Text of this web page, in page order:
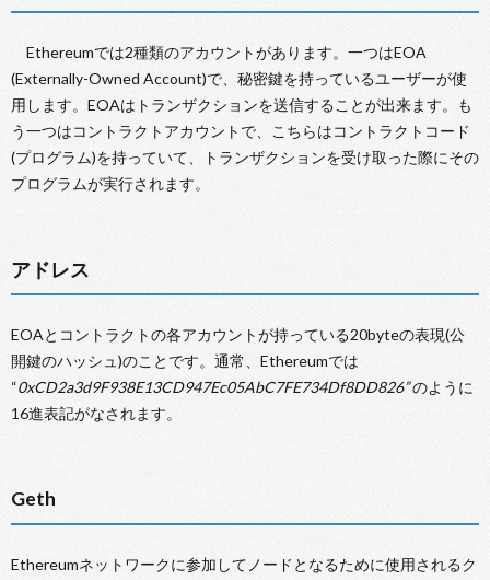
Ethereumでは2種類のアカウントがあります。一つはEOA
(Externally-Owned Account)で、秘密鍵を持っているユーザーが使
用します。EOAはトランザクションを送信することが出来ます。も
う一つはコントラクトアカウントで、こちらはコントラクトコード
(プログラム)を持っていて、トランザクションを受け取った際にその
プログラムが実行されます。
アドレス
EOAとコントラクトの各アカウントが持っている20byteの表現(公
開鍵のハッシュ)のことです。通常、Ethereumでは
“0xCD2a3d9F938E13CD947Ec05AbC7FE734Df8DD826”のように
16進表記がなされます。
Geth
Ethereumネットワークに参加してノードとなるために使用されるク